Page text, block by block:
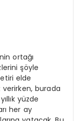
ortağı
şöyle
elde
verirken, burada
yüzde
her ay